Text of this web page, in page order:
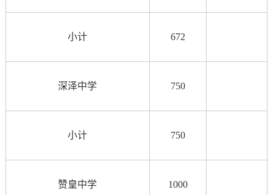
小计 672
深泽中学 750
小计 750
赞皇中学 1000